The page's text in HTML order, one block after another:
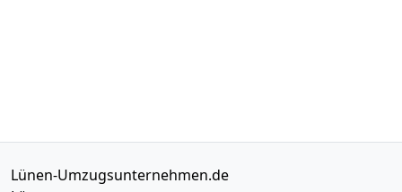
Lünen-Umzugsunternehmen.de